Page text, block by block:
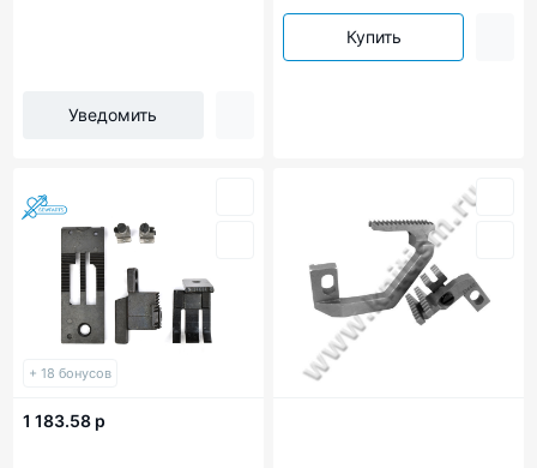
Уведомить
Купить
+ 18 бонусов
1 183.58 р